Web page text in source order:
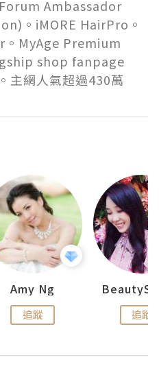
Ambassador
。iMORE HairPro。
MyAge Premium
shop fanpage
網人氣超過430萬
Amy Ng
追蹤 追蹤